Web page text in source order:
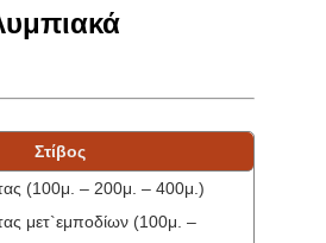
Στίβος
(100μ. – 200μ. – 400μ.)
μετ`εμποδίων (100μ. –